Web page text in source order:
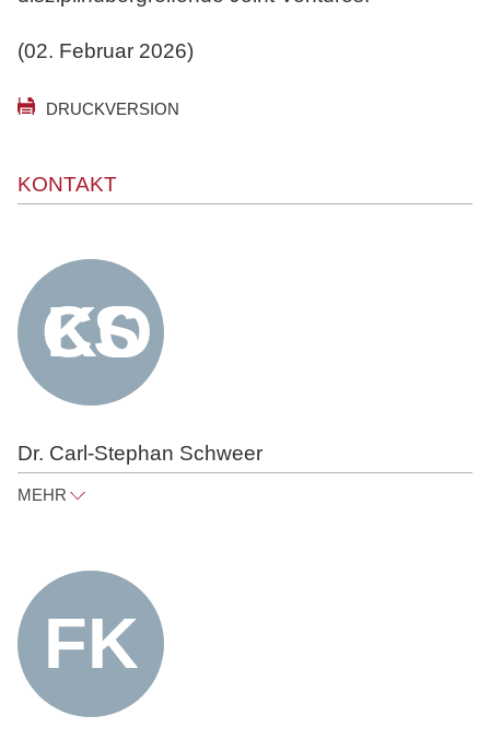
(02. Februar 2026)
DRUCKVERSION
KONTAKT
Dr. Carl-Stephan Schweer
MEHR
Tel +49 30 818 550 307